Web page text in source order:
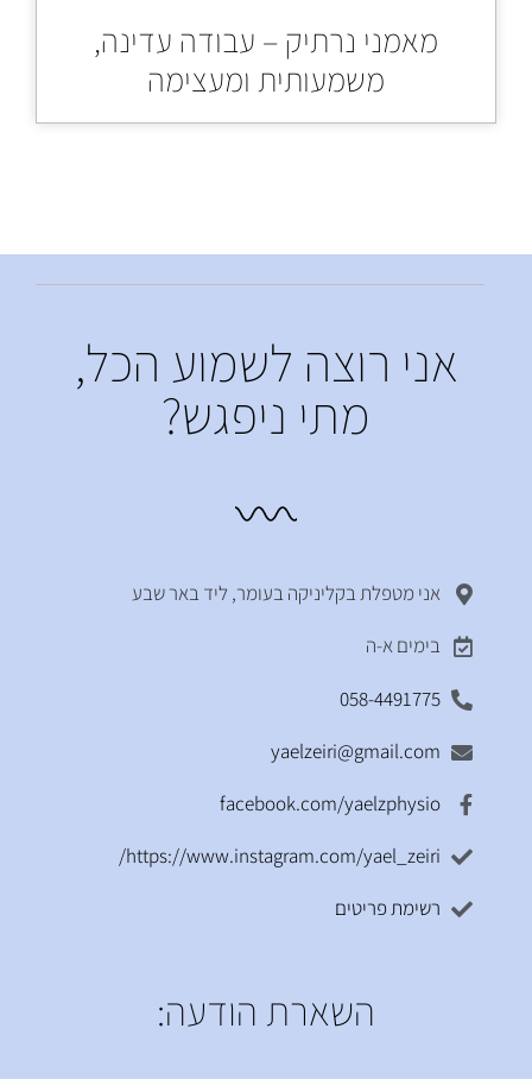
מאמני נרתיק – עבודה עדינה,
משמעותית ומעצימה
אני רוצה לשמוע הכל,
מתי ניפגש?
אני מטפלת בקליניקה בעומר, ליד באר שבע
בימים א-ה
058-4491775
yaelzeiri@gmail.com
facebook.com/yaelzphysio
https://www.instagram.com/yael_zeiri/
רשימת פריטים
השארת הודעה: